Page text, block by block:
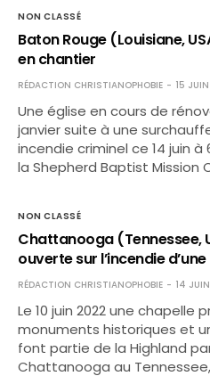
NON CLASSÉ
Baton Rouge (Louisiane,
en chantier
RÉDACTION CHRISTIANOPHOBIE 15
Une église en cours de
janvier suite à une
incendie criminel ce 14 juin à
la Shepherd Baptist Mission
NON CLASSÉ
Chattanooga (Tennessee,
ouverte sur l’incendie
RÉDACTION CHRISTIANOPHOBIE 14
Le 10 juin 2022 une
monuments historiques et
font partie de la Highland
Chattanooga au